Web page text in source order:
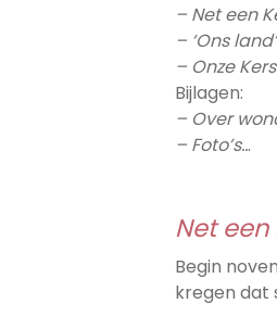
– Net een
– ‘Ons
– Onze
Bijlagen:
– Over
– Foto’s...
Net
Begin
kregen dat